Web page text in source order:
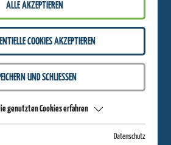
Gastronomie Sonnenimbiss. Erlebe einen
Kollegen. Hier kannst du deine eigenen Ideen
für Neues. Deine Arbeitszeiten orientieren
ALLE AKZEPTIEREN
COOKIES AKZEPTIEREN
UND SCHLIESSEN
genutzten Cookies erfahren
Datenschutz